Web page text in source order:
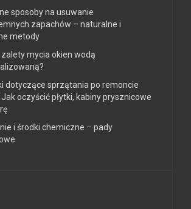
sposoby na usuwanie
zapachów – naturalne i
metody
mycia okien wodą
dotyczące sprzątania po remoncie
Jak oczyścić płytki, kabiny prysznicowe
i środki chemiczne – pady